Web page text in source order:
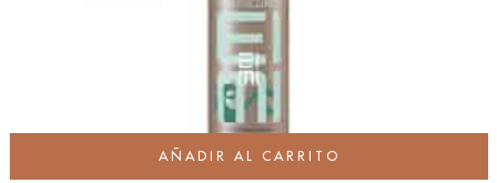
AÑADIR AL CARRITO